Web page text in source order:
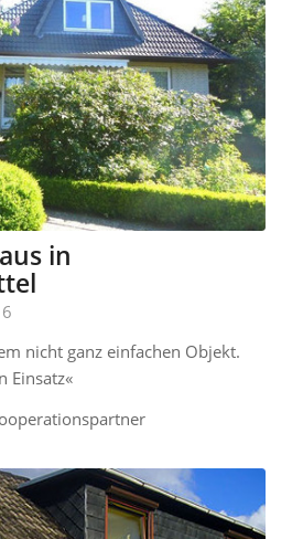
in
nicht ganz einfachen Objekt.
Einsatz«